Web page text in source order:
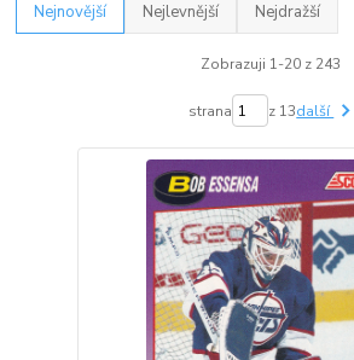
Nejnovější Nejlevnější Nejdražší
Zobrazuji 1-20 z 243
strana z 13další